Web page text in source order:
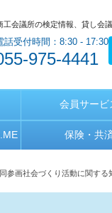
工会議所の検定情報、貸し会
話受付時間：8:30 - 17:30
975-4441
会員サービ
保険・共
参画社会づくり活動に関する